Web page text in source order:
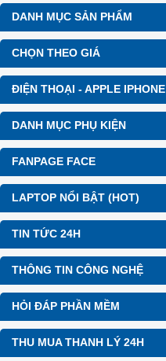
DANH MỤC SẢN PHẨM
CHỌN THEO GIÁ
ĐIỆN THOẠI - APPLE IPHONE
DANH MỤC PHỤ KIỆN
FANPAGE FACE
LAPTOP NỔI BẬT (HOT)
TIN TỨC 24H
THÔNG TIN CÔNG NGHỆ
HỎI ĐÁP PHẦN MỀM
THU MUA THANH LÝ 24H